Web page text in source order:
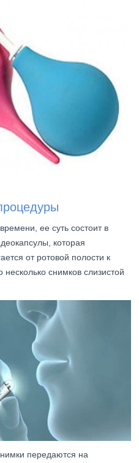
ее суть состоит в
которая
от ротовой полости к
снимков слизистой
передаются на